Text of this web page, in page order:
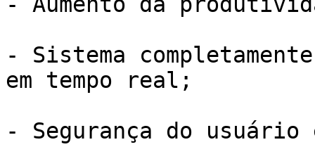
- Sistema
em tempo real;
- Segurança do